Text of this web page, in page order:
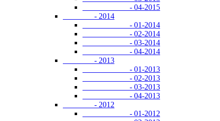
- 04-2015
- 2014
- 01-2014
- 02-2014
- 03-2014
- 04-2014
- 2013
- 01-2013
- 02-2013
- 03-2013
- 04-2013
- 2012
- 01-2012